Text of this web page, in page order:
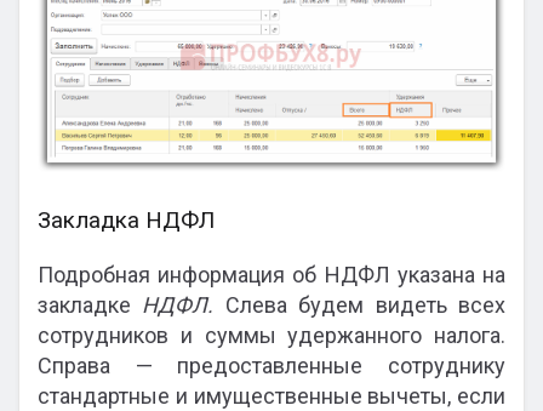
Закладка НДФЛ
Подробная информация об НДФЛ указана на
закладке НДФЛ. Слева будем видеть всех
сотрудников и суммы удержанного налога.
Справа — предоставленные сотруднику
стандартные и имущественные вычеты, если